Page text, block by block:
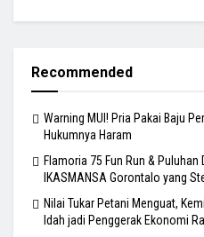
Recommended
Warning MUI! Pria Pakai Baju
Hukumnya Haram
Flamoria 75 Fun Run &
IKASMANSA Gorontalo yang
Nilai Tukar Petani Menguat,
Idah jadi Penggerak Ekonomi